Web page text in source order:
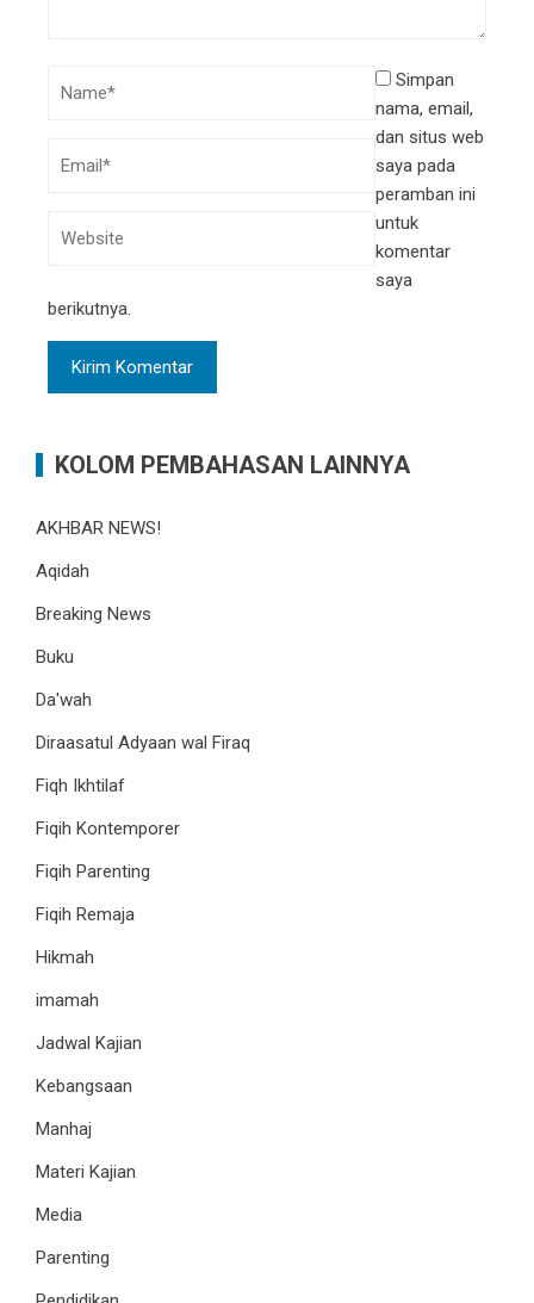
Simpan
nama, email,
dan situs web
saya pada
peramban ini
untuk
komentar
saya
berikutnya.
KOLOM PEMBAHASAN LAINNYA
AKHBAR NEWS!
Aqidah
Breaking News
Buku
Da'wah
Diraasatul Adyaan wal Firaq
Fiqh Ikhtilaf
Fiqih Kontemporer
Fiqih Parenting
Fiqih Remaja
Hikmah
imamah
Jadwal Kajian
Kebangsaan
Manhaj
Materi Kajian
Media
Parenting